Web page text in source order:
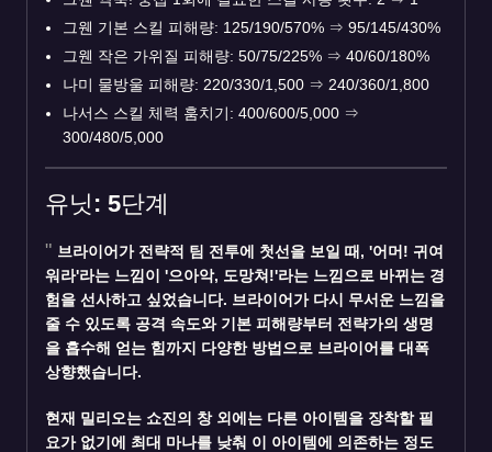
그웬 기본 스킬 피해량: 125/190/570% ⇒ 95/145/430%
그웬 작은 가위질 피해량: 50/75/225% ⇒ 40/60/180%
나미 물방울 피해량: 220/330/1,500 ⇒ 240/360/1,800
나서스 스킬 체력 훔치기: 400/600/5,000 ⇒
300/480/5,000
유닛: 5단계
브라이어가 전략적 팀 전투에 첫선을 보일 때, '어머! 귀여
워라'라는 느낌이 '으아악, 도망쳐!'라는 느낌으로 바뀌는 경
험을 선사하고 싶었습니다. 브라이어가 다시 무서운 느낌을
줄 수 있도록 공격 속도와 기본 피해량부터 전략가의 생명
을 흡수해 얻는 힘까지 다양한 방법으로 브라이어를 대폭
상향했습니다.
현재 밀리오는 쇼진의 창 외에는 다른 아이템을 장착할 필
요가 없기에 최대 마나를 낮춰 이 아이템에 의존하는 정도